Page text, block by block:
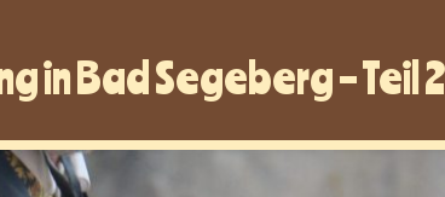
in Bad Segeberg –